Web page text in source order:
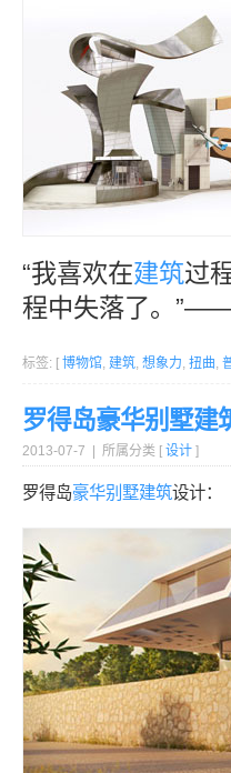
“我喜欢在建筑过
程中失落了。
标签: [ 博物馆, 建筑, 想象力, 扭曲,
罗得岛豪华别墅建
2013-07-7 | 所属分类 [ 设计 ]
罗得岛豪华别墅建筑设计：